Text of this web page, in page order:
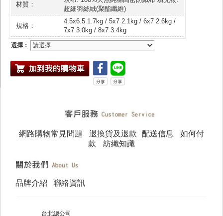
材質：
超細羽絲絨(聚酯纖維)
規格：
4.5x6.5 1.7kg / 5x7 2.1kg / 6x7 2.6kg /
7x7 3.0kg / 8x7 3.4kg
選擇：
網路購物常見問題 退換貨及退款 配送信息
如何付
款
紡織知識
品牌介紹 聯絡資訊
台北總公司